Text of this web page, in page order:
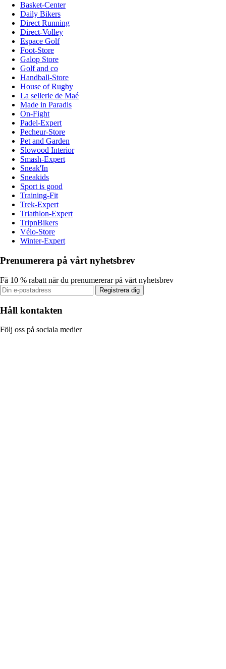
Basket-Center
Daily Bikers
Direct Running
Direct-Volley
Espace Golf
Foot-Store
Galop Store
Golf and co
Handball-Store
House of Rugby
La sellerie de Maé
Made in Paradis
On-Fight
Padel-Expert
Pecheur-Store
Pet and Garden
Slowood Interior
Smash-Expert
Sneak'In
Sneakids
Sport is good
Training-Fit
Trek-Expert
Triathlon-Expert
TripnBikers
Vélo-Store
Winter-Expert
Prenumerera på vårt nyhetsbrev
Få 10 % rabatt när du prenumererar på vårt nyhetsbrev
Registrera dig
Håll kontakten
Följ oss på sociala medier